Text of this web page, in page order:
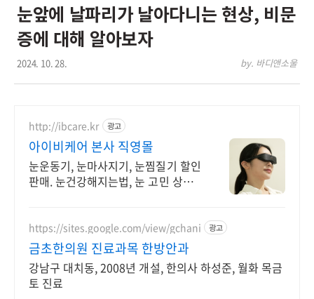
눈앞에 날파리가 날아다니는 현상, 비문
증에 대해 알아보자
2024. 10. 28. by. 바디앤소울
http://ibcare.kr 광고
아이비케어 본사 직영몰
눈운동기, 눈마사지기, 눈찜질기 할인
판매. 눈건강해지는법, 눈 고민 상담
https://sites.google.com/view/gchani 광고
금초한의원 진료과목 한방안과
강남구 대치동, 2008년 개설, 한의사 하성준, 월화 목금
토 진료